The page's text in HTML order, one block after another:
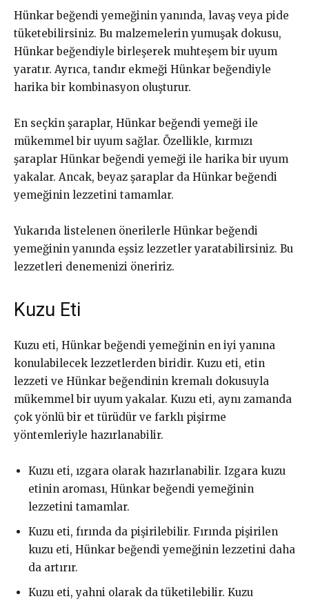
Hünkar beğendi yemeğinin yanında, lavaş veya pide
tüketebilirsiniz. Bu malzemelerin yumuşak dokusu,
Hünkar beğendiyle birleşerek muhteşem bir uyum
yaratır. Ayrıca, tandır ekmeği Hünkar beğendiyle
harika bir kombinasyon oluşturur.
En seçkin şaraplar, Hünkar beğendi yemeği ile
mükemmel bir uyum sağlar. Özellikle, kırmızı
şaraplar Hünkar beğendi yemeği ile harika bir uyum
yakalar. Ancak, beyaz şaraplar da Hünkar beğendi
yemeğinin lezzetini tamamlar.
Yukarıda listelenen önerilerle Hünkar beğendi
yemeğinin yanında eşsiz lezzetler yaratabilirsiniz. Bu
lezzetleri denemenizi öneririz.
Kuzu Eti
Kuzu eti, Hünkar beğendi yemeğinin en iyi yanına
konulabilecek lezzetlerden biridir. Kuzu eti, etin
lezzeti ve Hünkar beğendinin kremalı dokusuyla
mükemmel bir uyum yakalar. Kuzu eti, aynı zamanda
çok yönlü bir et türüdür ve farklı pişirme
yöntemleriyle hazırlanabilir.
Kuzu eti, ızgara olarak hazırlanabilir. Izgara kuzu
etinin aroması, Hünkar beğendi yemeğinin
lezzetini tamamlar.
Kuzu eti, fırında da pişirilebilir. Fırında pişirilen
kuzu eti, Hünkar beğendi yemeğinin lezzetini daha
da artırır.
Kuzu eti, yahni olarak da tüketilebilir. Kuzu